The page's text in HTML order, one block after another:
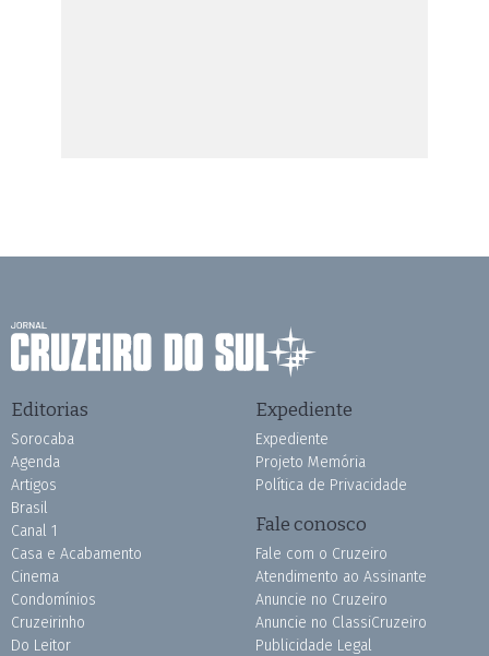
Editorias
Sorocaba
Agenda
Artigos
Brasil
Canal 1
Casa e Acabamento
Cinema
Condomínios
Cruzeirinho
Do Leitor
Expediente
Expediente
Projeto Memória
Política de Privacidade
Fale conosco
Fale com o Cruzeiro
Atendimento ao Assinante
Anuncie no Cruzeiro
Anuncie no ClassiCruzeiro
Publicidade Legal